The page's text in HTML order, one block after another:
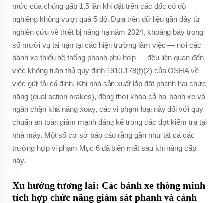
mức của chúng gấp 1,5 lần khi đặt trên các dốc có độ
nghiêng không vượt quá 5 độ. Dựa trên dữ liệu gần đây từ
nghiên cứu về thiết bị nâng hạ năm 2024, khoảng bảy trong
số mười vụ tai nạn tại các hiện trường làm việc — nơi các
bánh xe thiếu hệ thống phanh phù hợp — đều liên quan đến
việc không tuân thủ quy định 1910.178(f)(2) của OSHA về
việc giữ tải cố định. Khi nhà sản xuất lắp đặt phanh hai chức
năng (dual action brakes), đồng thời khóa cả hai bánh xe và
ngăn chặn khả năng xoay, các vi phạm loại này đối với quy
chuẩn an toàn giảm mạnh đáng kể trong các đợt kiểm tra tại
nhà máy. Một số cơ sở báo cáo rằng gần như tất cả các
trường hợp vi phạm Mục 6 đã biến mất sau khi nâng cấp
này.
Xu hướng tương lai: Các bánh xe thông minh
tích hợp chức năng giám sát phanh và cảnh